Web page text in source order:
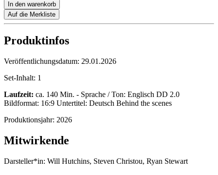
In den warenkorb
Auf die Merkliste
Produktinfos
Veröffentlichungsdatum: 29.01.2026
Set-Inhalt: 1
Laufzeit: ca. 140 Min. - Sprache / Ton: Englisch DD 2.0
Bildformat: 16:9 Untertitel: Deutsch Behind the scenes
Produktionsjahr: 2026
Mitwirkende
Darsteller*in: Will Hutchins, Steven Christou, Ryan Stewart